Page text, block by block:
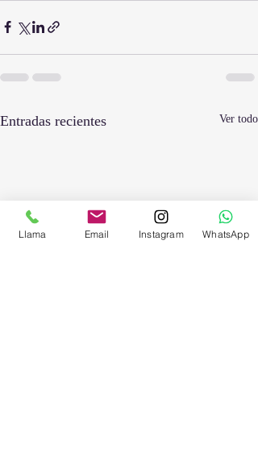
Entradas recientes Ver todo
Llama Email Instagram WhatsApp